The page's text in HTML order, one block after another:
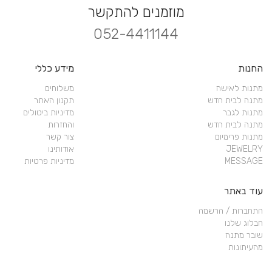
מוזמנים להתקשר
052-4411144
החנות
מתנות לאישה
מתנה לבית חדש
מתנות לגבר
מתנה לבית חדש
מתנות פרימיום
JEWELRY
MESSAGE
מידע כללי
משלוחים
תקנון האתר
מדיניות ביטולים
והחזרות
צור קשר
אודותינו
מדיניות פרטיות
עוד באתר
התחברות / הרשמה
הבלוג שלנו
שובר מתנה
מהעיתונות